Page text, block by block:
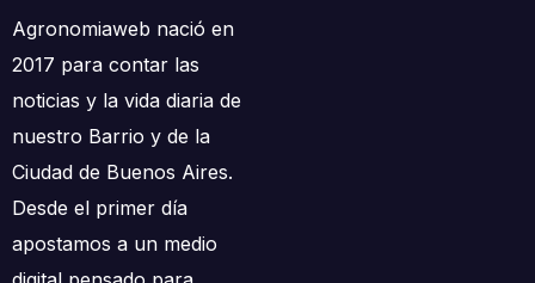
Agronomiaweb nació en
2017 para contar las
noticias y la vida diaria de
nuestro Barrio y de la
Ciudad de Buenos Aires.
Desde el primer día
apostamos a un medio